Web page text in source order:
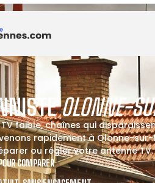
OLONNE-
faible, chaînes qui
rapidement à Olonne-
ou régler votre antenne TV.
COMPARER